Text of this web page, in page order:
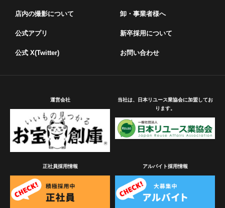
店内の撮影について
公式アプリ
公式 X(Twitter)
卸・事業者様へ
新卒採用について
お問い合わせ
運営会社
当社は、日本リユース業協会に加盟してお
ります。
正社員採用情報 アルバイト採用情報